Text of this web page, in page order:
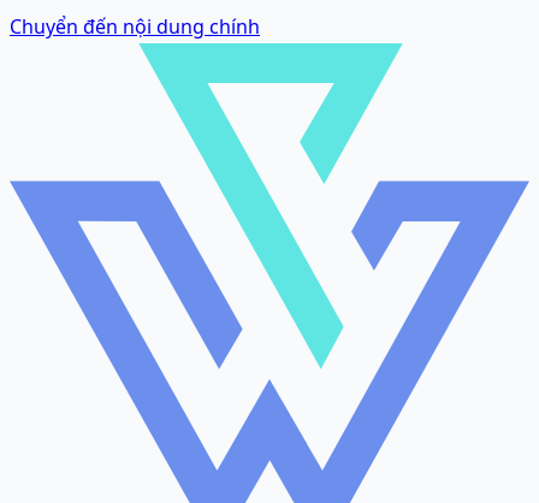
Chuyển đến nội dung chính